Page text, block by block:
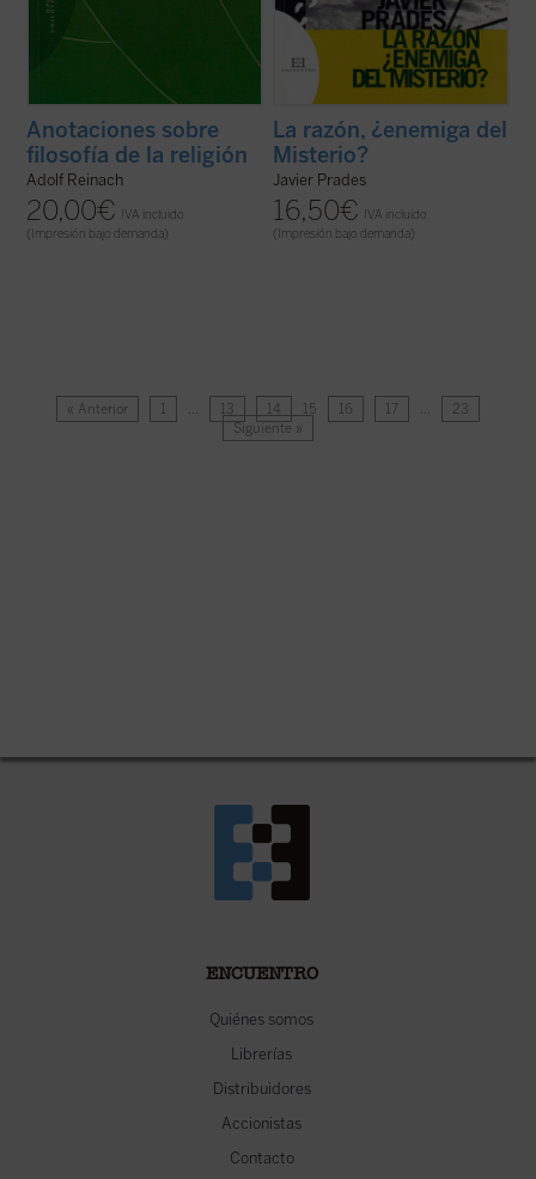
Anotaciones sobre
filosofía de la religión
Adolf Reinach
20,00€
IVA incluido
(Impresión bajo demanda)
La razón, ¿enemiga del
Misterio?
Javier Prades
16,50€
IVA incluido
(Impresión bajo demanda)
« Anterior 1 … 13 14 15 16 17 …
23
Siguiente »
ENCUENTRO
Quiénes somos
Librerías
Distribuidores
Accionistas
Contacto